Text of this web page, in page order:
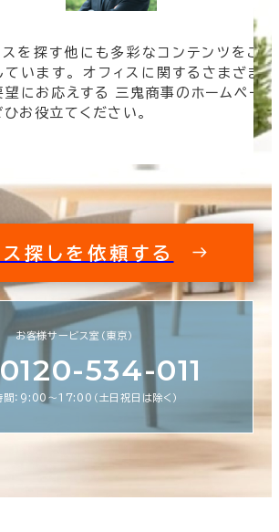
スを探す他にも多彩なコンテンツをご
ています。 オフィスに関するさまざま
望にお応えする 三鬼商事のホームペー
ひお役立てください。
ス探しを依頼する
お客様サービス室（東京）
0120-534-011
間：9:00〜17:00（土日祝日は除く）